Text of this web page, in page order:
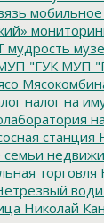
мудрость
"ГУКМУП
налог на
станция
семьи
торговля
Николай